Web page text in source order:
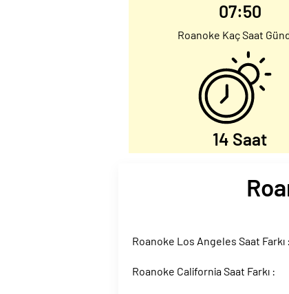
07:50
Roanoke Kaç Saat
14 Saat
Roanoke Los Angeles Saat Farkı :
Roanoke California Saat Farkı :